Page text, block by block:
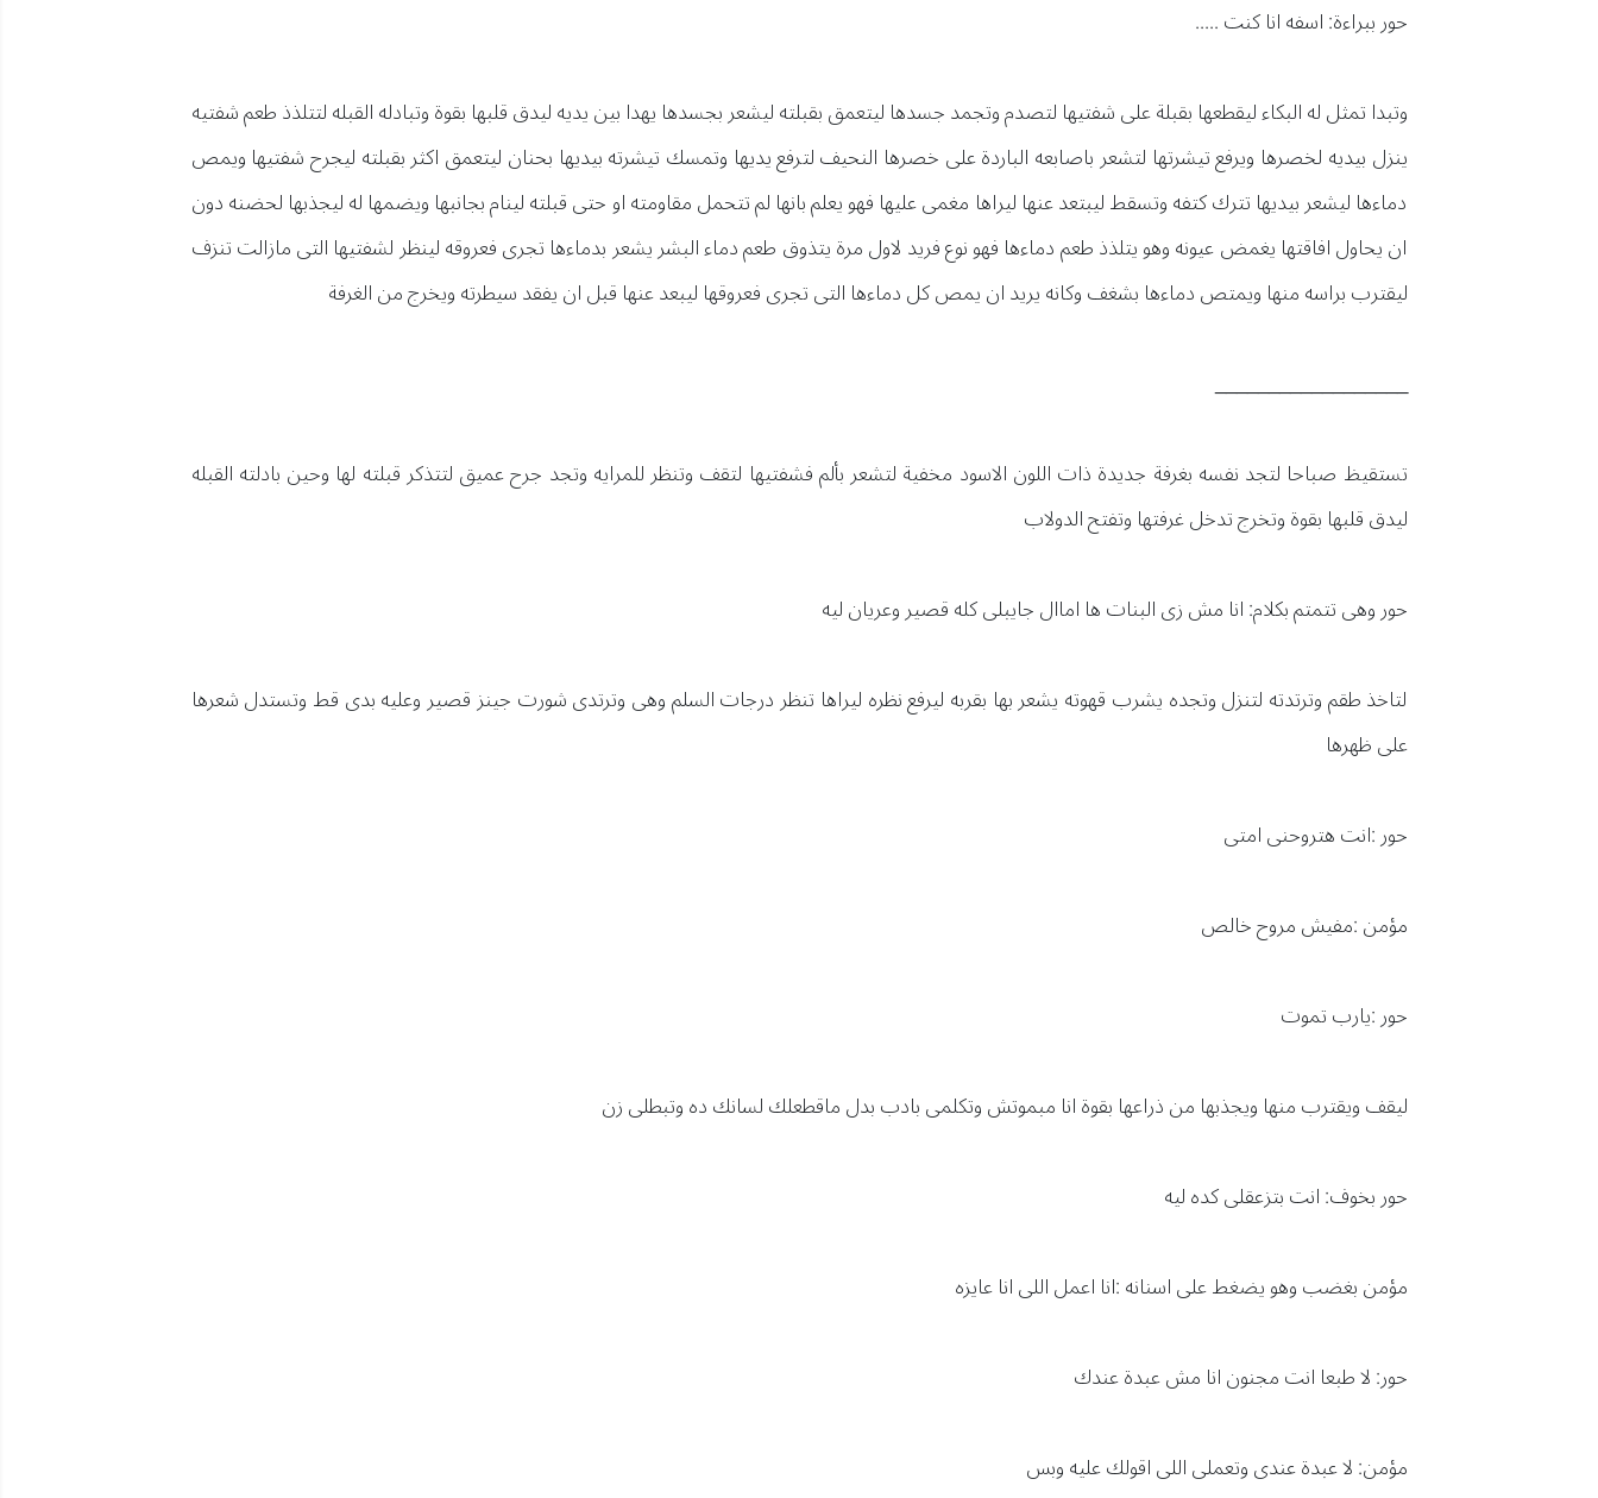
حور ببراءة: اسفه انا كنت .....
وتبدا تمثل له البكاء ليقطعها بقبلة على شفتيها لتصدم وتجمد جسدها ليتعمق بقبلته ليشعر بجسدها يهدا بين يديه ليدق قلبها بقوة وتبادله القبله لتتلذذ طعم شفتيه
ينزل بيديه لخصرها ويرفع تيشرتها لتشعر باصابعه الباردة على خصرها النحيف لترفع يديها وتمسك تيشرته بيديها بحنان ليتعمق اكثر بقبلته ليجرح شفتيها ويمص
دماءها ليشعر بيديها تترك كتفه وتسقط ليبتعد عنها ليراها مغمى عليها فهو يعلم بانها لم تتحمل مقاومته او حتى قبلته لينام بجانبها ويضمها له ليجذبها لحضنه دون
ان يحاول افاقتها يغمض عيونه وهو يتلذذ طعم دماءها فهو نوع فريد لاول مرة يتذوق طعم دماء البشر يشعر بدماءها تجرى فعروقه لينظر لشفتيها التى مازالت تنزف
ليقترب براسه منها ويمتص دماءها بشغف وكانه يريد ان يمص كل دماءها التى تجرى فعروقها ليبعد عنها قبل ان يفقد سيطرته ويخرج من الغرفة
__________________
تستقيظ صباحا لتجد نفسه بغرفة جديدة ذات اللون الاسود مخفية لتشعر بألم فشفتيها لتقف وتنظر للمرايه وتجد جرح عميق لتتذكر قبلته لها وحين بادلته القبله
ليدق قلبها بقوة وتخرج تدخل غرفتها وتفتح الدولاب
حور وهى تتمتم بكلام: انا مش زى البنات ها اماال جايبلى كله قصير وعريان ليه
لتاخذ طقم وترتدته لتنزل وتجده يشرب قهوته يشعر بها بقربه ليرفع نظره ليراها تنظر درجات السلم وهى وترتدى شورت جينز قصير وعليه بدى قط وتستدل شعرها
على ظهرها
حور :انت هتروحنى امتى
مؤمن :مفيش مروح خالص
حور :يارب تموت
ليقف ويقترب منها ويجذبها من ذراعها بقوة انا مبموتش وتكلمى بادب بدل ماقطعلك لسانك ده وتبطلى زن
حور بخوف: انت بتزعقلى كده ليه
مؤمن بغضب وهو يضغط على اسنانه :انا اعمل اللى انا عايزه
حور: لا طبعا انت مجنون انا مش عبدة عندك
مؤمن: لا عبدة عندى وتعملى اللى اقولك عليه وبس